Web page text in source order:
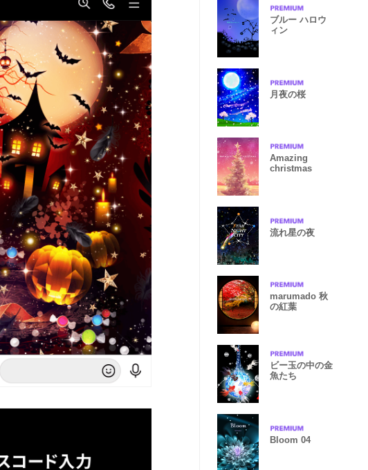
ブルー ハロウ
ィン
月夜の桜
Amazing
christmas
流れ星の夜
marumado 秋
の紅葉
ビー玉の中の金
魚たち
Bloom 04